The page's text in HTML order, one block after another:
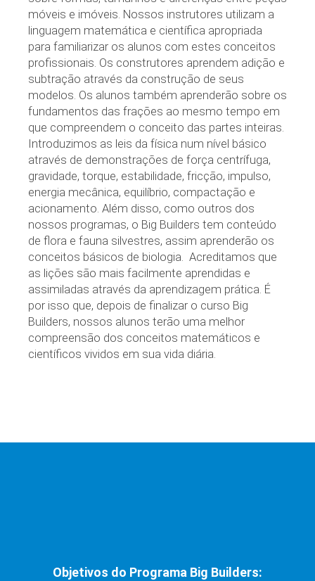
móveis e imóveis. Nossos instrutores utilizam a
linguagem matemática e científica apropriada
para familiarizar os alunos com estes conceitos
profissionais. Os construtores aprendem adição e
subtração através da construção de seus
modelos. Os alunos também aprenderão sobre os
fundamentos das frações ao mesmo tempo em
que compreendem o conceito das partes inteiras.
Introduzimos as leis da física num nível básico
através de demonstrações de força centrífuga,
gravidade, torque, estabilidade, fricção, impulso,
energia mecânica, equilíbrio, compactação e
acionamento. Além disso, como outros dos
nossos programas, o Big Builders tem conteúdo
de flora e fauna silvestres, assim aprenderão os
conceitos básicos de biologia. Acreditamos que
as lições são mais facilmente aprendidas e
assimiladas através da aprendizagem prática. É
por isso que, depois de finalizar o curso Big
Builders, nossos alunos terão uma melhor
compreensão dos conceitos matemáticos e
científicos vividos em sua vida diária.
Objetivos do Programa Big Builders: